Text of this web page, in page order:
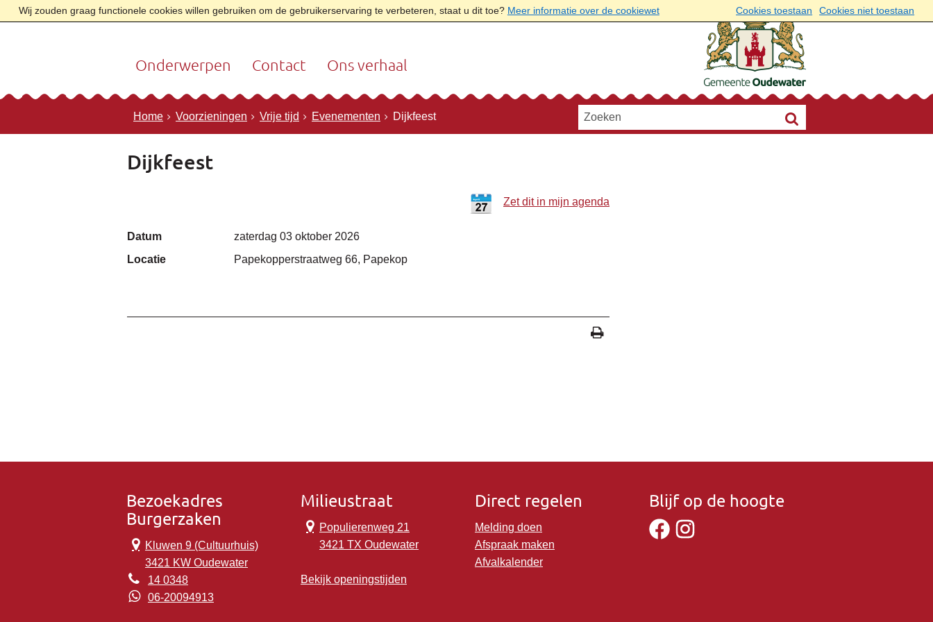
Wij zouden graag functionele cookies willen gebruiken om de gebruikerservaring te verbeteren, staat u dit toe? Meer informatie over de cookiewet Cookies toestaan Cookies niet toestaan
Onderwerpen Contact Ons verhaal
Home Voorzieningen Vrije tijd Evenementen Dijkfeest
Dijkfeest
Zet dit in mijn agenda
Datum
zaterdag 03 oktober 2026
Locatie
Papekopperstraatweg 66, Papekop
Bezoekadres
Burgerzaken
Kluwen 9 (Cultuurhuis)
3421 KW Oudewater
14 0348
06-20094913
Milieustraat
Populierenweg 21
3421 TX Oudewater
Bekijk openingstijden
Direct regelen
Melding doen
Afspraak maken
Afvalkalender
Blijf op de hoogte